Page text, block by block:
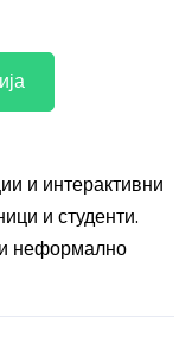
и интерактивни
и студенти.
и неформално